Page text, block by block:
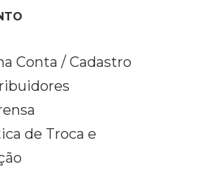
Conta / Cadastro
de Troca e